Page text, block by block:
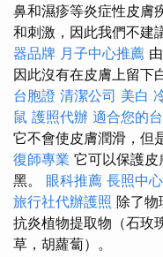
鼻和濕疹等炎症性皮膚
和刺激，因此我們不建
器品牌 月子中心推薦
因此沒有在皮膚上留下
台胞證 清潔公司 美白
鼠 護照代辦 適合您的
它不會使皮膚潤滑，但
復師專業 它可以保護
黑。 眼科推薦 長照中心
旅行社代辦護照 除了物
抗炎植物提取物（石玫
草，胡蘿蔔）。